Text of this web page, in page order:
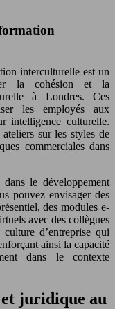
interculturelle est un
la cohésion et la
à Londres. Ces
les employés aux
intelligence culturelle.
sur les styles de
commerciales dans
le développement
pouvez envisager des
des modules e-
avec des collègues
d’entreprise qui
ainsi la capacité
dans le contexte
juridique au